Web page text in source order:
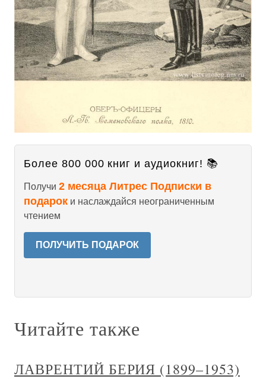
Более 800 000 книг и аудиокниг! 📚
Получи 2 месяца Литрес Подписки в
подарок и наслаждайся неограниченным
чтением
ПОЛУЧИТЬ ПОДАРОК
Читайте также
ЛАВРЕНТИЙ БЕРИЯ (1899–1953)